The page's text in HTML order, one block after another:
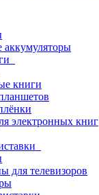
книги
электронных книг
для телевизоров